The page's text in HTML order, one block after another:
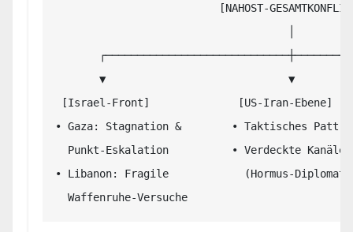
• Gaza: Stagnation &        • Taktisches Patt
• Libanon: Fragile            (Hormus-